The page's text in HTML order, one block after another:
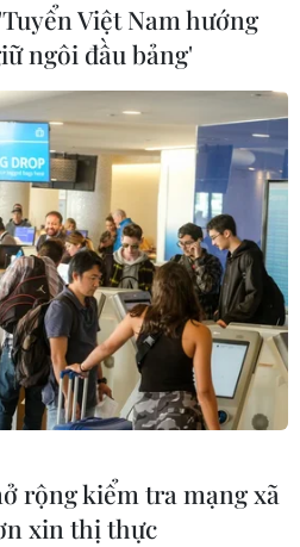
Việt Nam hướng
ngôi đầu bảng'
rộng kiểm tra mạng xã
xin thị thực